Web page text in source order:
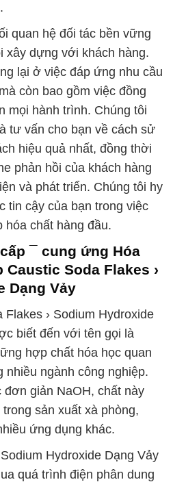
quan hệ đối tác bền vững
xây dựng với khách hàng.
lại ở việc đáp ứng nhu cầu
còn bao gồm việc đồng
mọi hành trình. Chúng tôi
tư vấn cho bạn về cách sử
hiệu quả nhất, đồng thời
phản hồi của khách hàng
và phát triển. Chúng tôi hy
tin cậy của bạn trong việc
hóa chất hàng đầu.
¯ cung ứng Hóa
Caustic Soda Flakes ›
Dạng Vảy
Flakes › Sodium Hydroxide
biết đến với tên gọi là
hợp chất hóa học quan
nhiều ngành công nghiệp.
giản NaOH, chất này
sản xuất xà phòng,
ứng dụng khác.
Hydroxide Dạng Vảy
quá trình điện phân dung